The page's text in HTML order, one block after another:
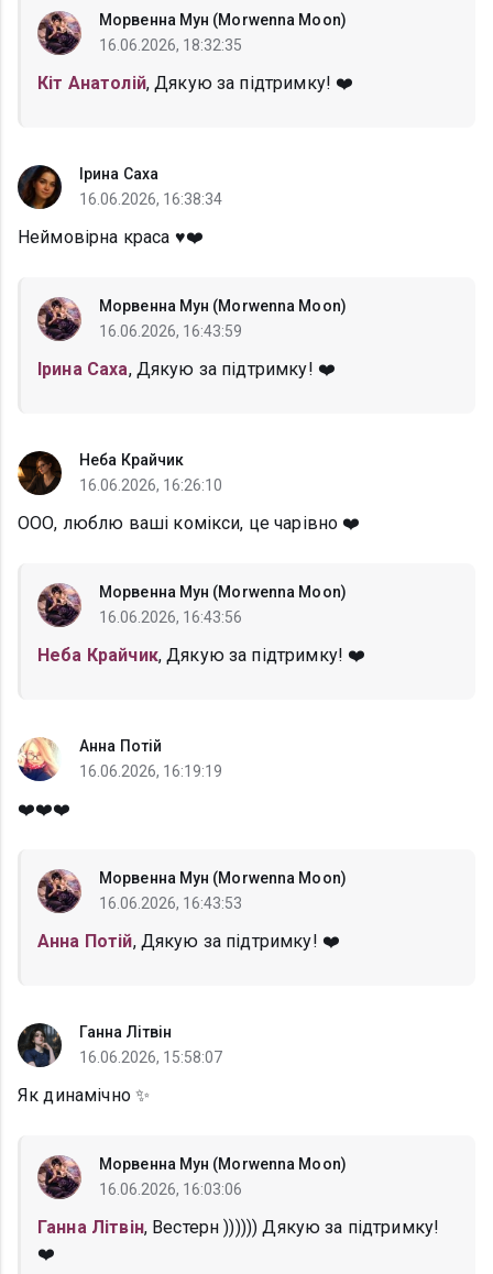
Морвенна Мун (Morwenna Moon)
16.06.2026, 18:32:35
Кіт Анатолій, Дякую за підтримку! ❤️
Ірина Саха
16.06.2026, 16:38:34
Неймовірна краса ♥️❤️
Морвенна Мун (Morwenna Moon)
16.06.2026, 16:43:59
Ірина Саха, Дякую за підтримку! ❤️
Неба Крайчик
16.06.2026, 16:26:10
ООО, люблю ваші комікси, це чарівно ❤️
Морвенна Мун (Morwenna Moon)
16.06.2026, 16:43:56
Неба Крайчик, Дякую за підтримку! ❤️
Анна Потій
16.06.2026, 16:19:19
❤️❤️❤️
Морвенна Мун (Morwenna Moon)
16.06.2026, 16:43:53
Анна Потій, Дякую за підтримку! ❤️
Ганна Літвін
16.06.2026, 15:58:07
Як динамічно ✨️
Морвенна Мун (Morwenna Moon)
16.06.2026, 16:03:06
Ганна Літвін, Вестерн )))))) Дякую за підтримку!
❤️